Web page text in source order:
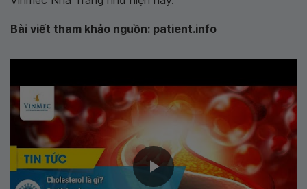
Bài viết tham khảo nguồn: patient.info